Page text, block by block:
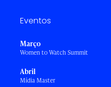
Eventos
Março
Women to Watch Summit
Abril
Mídia Master